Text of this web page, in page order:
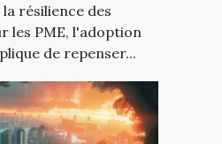
résilience des
les PME, l'adoption
de repenser...